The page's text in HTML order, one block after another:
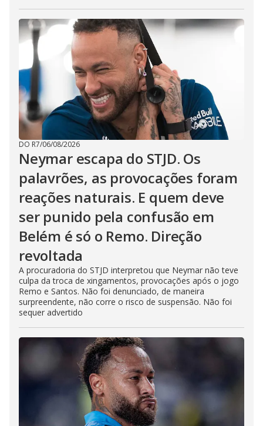
DO R7/06/08/2026
Neymar escapa do STJD. Os
palavrões, as provocações foram
reações naturais. E quem deve
ser punido pela confusão em
Belém é só o Remo. Direção
revoltada
A procuradoria do STJD interpretou que Neymar não teve
culpa da troca de xingamentos, provocações após o jogo
Remo e Santos. Não foi denunciado, de maneira
surpreendente, não corre o risco de suspensão. Não foi
sequer advertido